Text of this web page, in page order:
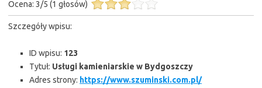
Ocena: 3/5 (1 głosów)
Szczegóły wpisu:
ID wpisu: 123
Tytuł: Usługi kamieniarskie w Bydgoszczy
Adres strony: https://www.szuminski.com.pl/